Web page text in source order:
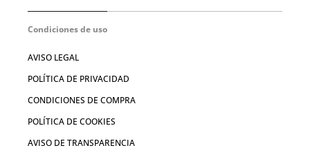
Condiciones de uso
AVISO LEGAL
POLÍTICA DE PRIVACIDAD
CONDICIONES DE COMPRA
POLÍTICA DE COOKIES
AVISO DE TRANSPARENCIA